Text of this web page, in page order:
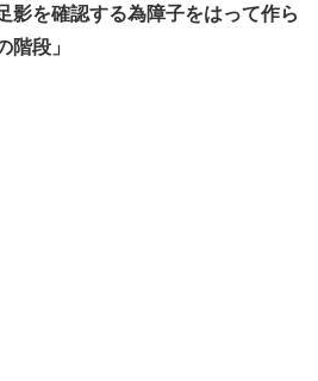
影を確認する為障子をはって作ら
階段」